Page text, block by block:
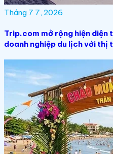
Tháng 7 7, 2026
Trip.com mở rộng hiện diện
doanh nghiệp du lịch với thị